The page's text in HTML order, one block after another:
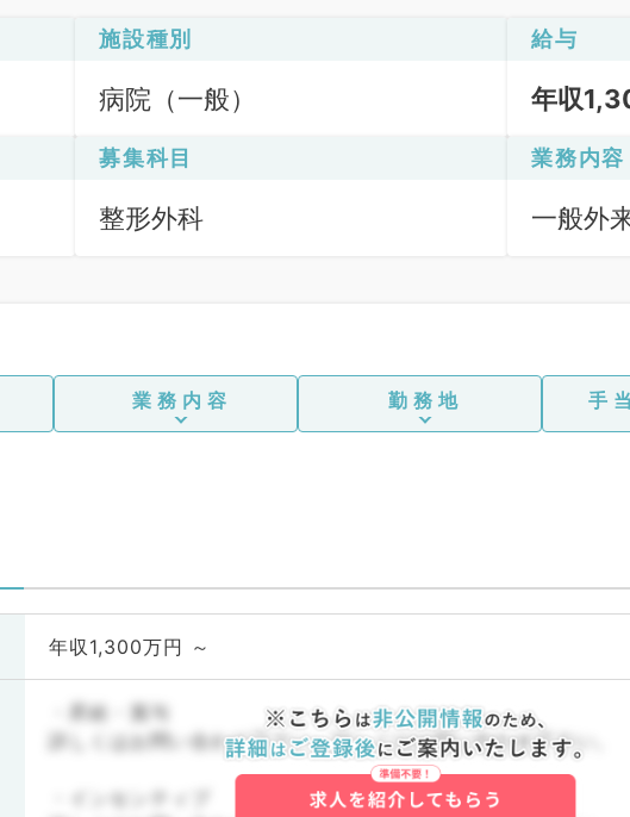
施設種別
病院（一般）
給与
年収
募集科目
整形外科
業務内容
一般外
業務内容 勤務地 手
年収1,300万円 ～
・昇給・賞与
詳しくはお問い合わせ下さい。詳しくはお問い合わせ下さい。
・インセンティブ